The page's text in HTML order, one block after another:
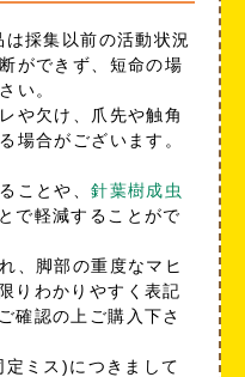
採集以前の活動状況
ができず、短命の場
い。
や欠け、爪先や触角
場合がございます。
ことや、針葉樹成虫
で軽減することがで
、脚部の重度なマヒ
りわかりやすく表記
確認の上ご購入下さ
ミス)につきまして